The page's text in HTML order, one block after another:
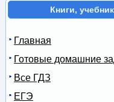
Книги,
Главная
Готовые домашние
Все ГДЗ
ЕГЭ